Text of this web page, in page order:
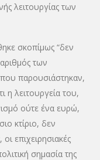
λειτουργίας των
σκοπίμως “δεν
των
παρουσιάστηκαν,
η λειτουργεία του,
ούτε ένα ευρώ,
κτίριο, δεν
επιχειρησιακές
σημασία της